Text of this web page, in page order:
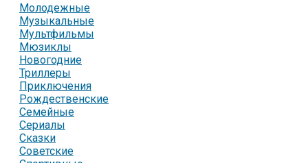
Молодежные
Музыкальные
Мультфильмы
Мюзиклы
Новогодние
Триллеры
Приключения
Рождественские
Семейные
Сериалы
Сказки
Советские